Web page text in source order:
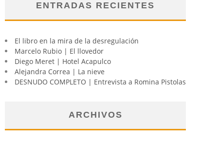
ENTRADAS RECIENTES
El libro en la mira de la desregulación
Marcelo Rubio | El llovedor
Diego Meret | Hotel Acapulco
Alejandra Correa | La nieve
DESNUDO COMPLETO | Entrevista a Romina Pistolas
ARCHIVOS